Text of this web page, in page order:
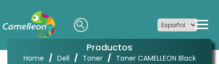
Productos
Home / Dell / Toner / Toner CAMELLEON Black